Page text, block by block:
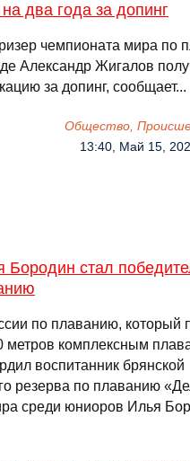
два года за допинг
чемпионата мира по
Александр Жигалов
за допинг,
Общество,
13:40, Май 15,
Бородин стал
по плаванию, который
метров комплексным
воспитанник брянской
резерва по плаванию
среди юниоров Илья